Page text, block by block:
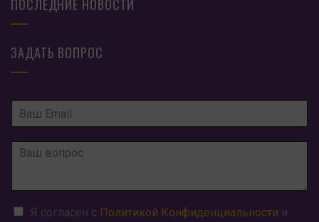
ПОСЛЕДНИЕ НОВОСТИ
ЗАДАТЬ ВОПРОС
Я согласен с Политикой Конфиденциальности и